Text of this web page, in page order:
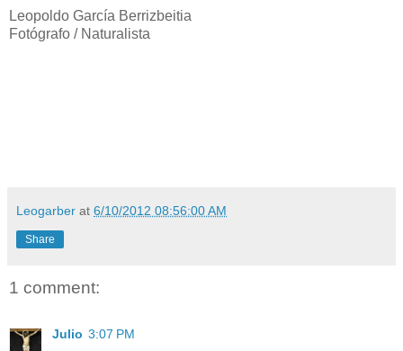
Leopoldo García Berrizbeitia
Fotógrafo / Naturalista
Leogarber at 6/10/2012 08:56:00 AM
Share
1 comment:
Julio 3:07 PM